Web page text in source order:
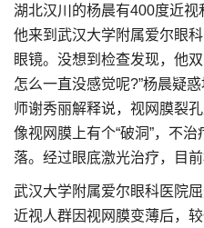
湖北汉川的杨晨有400度近视
他来到武汉大学附属爱尔眼
眼镜。没想到检查发现，他
怎么一直没感觉呢?”杨晨疑
师谢秀丽解释说，视网膜裂
像视网膜上有个“破洞”，不
落。经过眼底激光治疗，目前
武汉大学附属爱尔眼科医院
近视人群因视网膜变薄后，